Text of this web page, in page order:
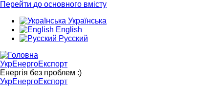
Перейти до основного вмісту
Українська
English
Русский
УкрЕнергоЕкспорт
Енергія без проблем :)
УкрЕнергоЕкспорт